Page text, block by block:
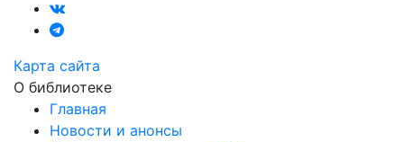
Карта сайта
О библиотеке
Главная
Новости и анонсы